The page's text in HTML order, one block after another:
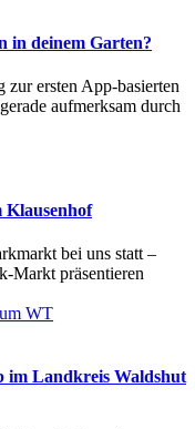
in deinem Garten?
zur ersten App-basierten
aufmerksam durch
bei uns statt –
Markt präsentieren
im Landkreis Waldshut